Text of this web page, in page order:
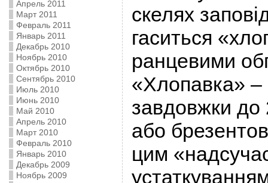
Апрель 2011
Март 2011
Февраль 2011
Январь 2011
Декабрь 2010
Ноябрь 2010
Октябрь 2010
Сентябрь 2010
Июль 2010
Июнь 2010
Май 2010
Апрель 2010
Март 2010
Февраль 2010
Январь 2010
Декабрь 2009
Ноябрь 2009
скелях
гаситься
ранцевими
«Хлопавка»
завдовжки до
або
цим